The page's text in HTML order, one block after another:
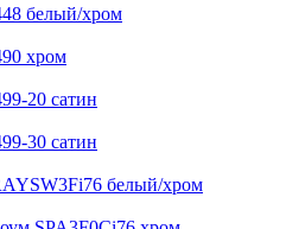
белый/хром
хром
20 сатин
30 сатин
белый/хром